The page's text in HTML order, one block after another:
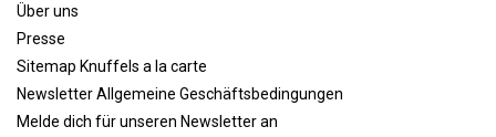
Über uns
Presse
Sitemap Knuffels a la carte
Newsletter Allgemeine Geschäftsbedingungen
Melde dich für unseren Newsletter an